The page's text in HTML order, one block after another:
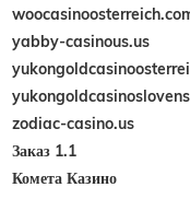
yabby-casinous.us
zodiac-casino.us
Заказ 1.1
Комета Казино